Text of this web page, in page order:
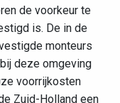
de voorkeur te
is. De in de
monteurs
deze omgeving
voorrijkosten
Zuid-Holland een